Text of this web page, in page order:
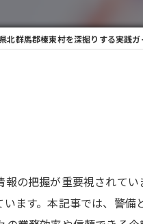
北群馬郡榛東村を深掘りする実践ガ
の把握が重要視されてい
ます。本記事では、警備